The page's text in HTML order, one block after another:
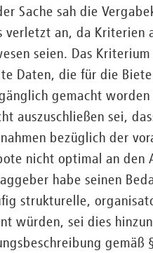
Sache sah die
verletzt an, da
seien. Das
Daten, die für die
gemacht
auszuschließen sei,
bezüglich der
nicht optimal an den
habe seinen
strukturelle,
würden, sei dies
gemäß